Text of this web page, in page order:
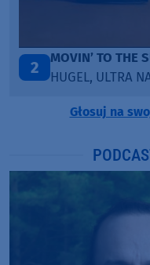
3
LEGENDARY
KATY PERRY &
Głosuj na